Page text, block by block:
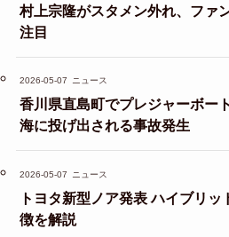
村上宗隆がスタメン外れ、ファ
注目
2026-05-07 ニュース
香川県直島町でプレジャーボー
海に投げ出される事故発生
2026-05-07 ニュース
トヨタ新型ノア発表 ハイブリ
徴を解説